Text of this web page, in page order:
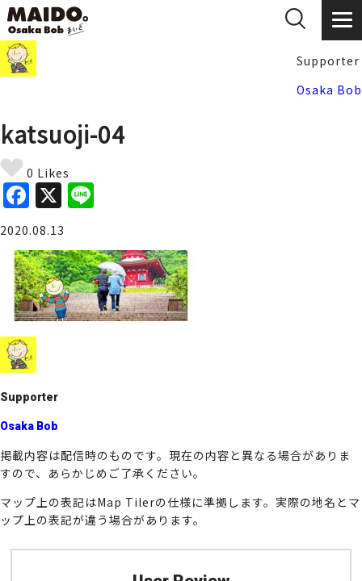
Supporter
Osaka Bob
katsuoji-04
0 Likes
F
a
c
e
b
o
o
k
X
e
2020.08.13
Supporter
Osaka Bob
掲載内容は配信時のものです。現在の内容と異なる場合がありま
すので、あらかじめご了承ください。
マップ上の表記はMap Tilerの仕様に準拠します。実際の地名とマ
ップ上の表記が違う場合があります。